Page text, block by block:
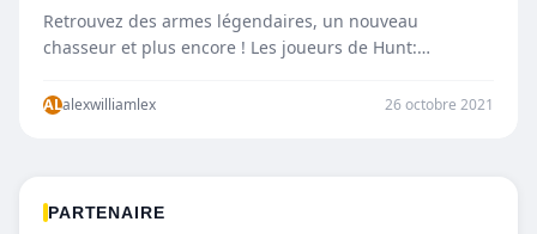
Retrouvez des armes légendaires, un nouveau
chasseur et plus encore ! Les joueurs de Hunt:
ALalexwilliamlex 26 octobre 2021
PARTENAIRE